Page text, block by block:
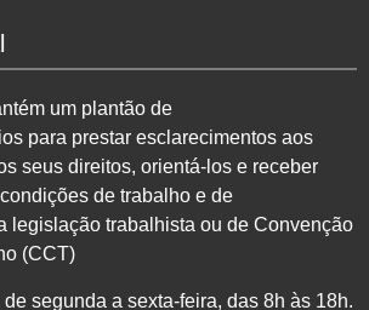
um plantão de
para prestar esclarecimentos aos
seus direitos, orientá-los e receber
de trabalho e de
legislação trabalhista ou de Convenção
(CCT)
segunda a sexta-feira, das 8h às 18h.